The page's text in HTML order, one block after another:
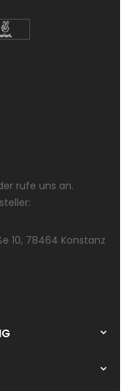
rufe uns an.
10, 78464 Konstanz